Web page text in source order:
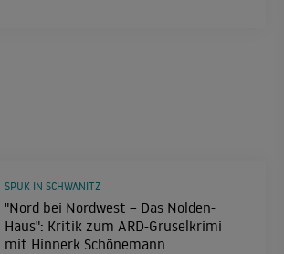
"Nord bei Nordwest – Das Nolden-
Haus": Kritik zum ARD-Gruselkrimi
mit Hinnerk Schönemann
SPUK IN SCHWANITZ